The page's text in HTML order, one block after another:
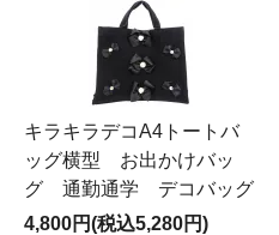
キラキラデコA4トートバ
ッグ横型 お出かけバッ
グ 通勤通学 デコバッグ
4,800円(税込5,280円)